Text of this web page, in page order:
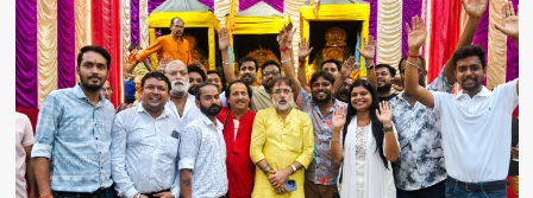
4
Sports এই মুহূর্তে
মহিলাদের আত্মনির্ভরতা রক্ষার জন্য বিশেষ ক্যাম্পের ব্যবস্থা।
উৎসব এই মুহূর্তে